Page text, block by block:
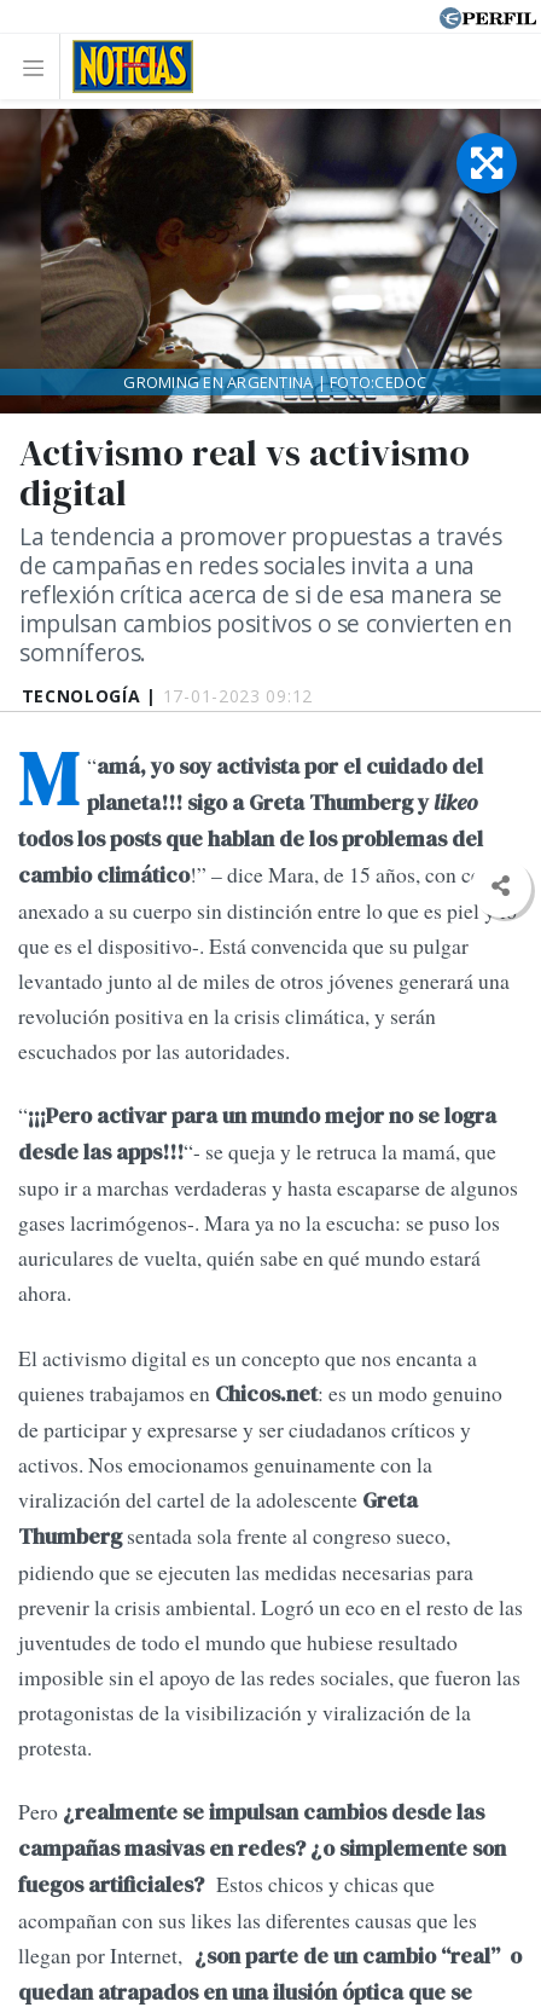
TECNOLOGÍA | 17-01-2023 09:12
Activismo real vs activismo
digital
La tendencia a promover propuestas a través
de campañas en redes sociales invita a una
reflexión crítica acerca de si de esa manera se
impulsan cambios positivos o se convierten en
somníferos.
GROMING EN ARGENTINA | FOTO:CEDOC
“
M
amá, yo soy activista por el cuidado del
planeta!!! sigo a Greta Thumberg ylikeo
todos los posts que hablan de los problemas del
cambio climático!” – dice Mara, de 15 años, con celular
anexado a su cuerpo sin distinción entre lo que es piel y lo
que es el dispositivo-. Está convencida que su pulgar
levantado junto al de miles de otros jóvenes generará una
revolución positiva en la crisis climática, y serán
escuchados por las autoridades.
“¡¡¡Pero activar para un mundo mejor no se logra
desde las apps!!!“- se queja y le retruca la mamá, que
supo ir a marchas verdaderas y hasta escaparse de algunos
gases lacrimógenos-. Mara ya no la escucha: se puso los
auriculares de vuelta, quién sabe en qué mundo estará
ahora.
El activismo digital es un concepto que nos encanta a
quienes trabajamos en Chicos.net: es un modo genuino
de participar y expresarse y ser ciudadanos críticos y
activos. Nos emocionamos genuinamente con la
viralización del cartel de la adolescente Greta
Thumbergsentada sola frente al congreso sueco,
pidiendo que se ejecuten las medidas necesarias para
prevenir la crisis ambiental. Logró un eco en el resto de las
juventudes de todo el mundo que hubiese resultado
imposible sin el apoyo de las redes sociales, que fueron las
protagonistas de la visibilización y viralización de la
protesta.
Pero ¿realmente se impulsan cambios desde las
campañas masivas en redes? ¿o simplemente son
fuegos artificiales?Estos chicos y chicas que
acompañan con sus likes las diferentes causas que les
llegan por Internet, ¿son parte de un cambio “real” o
quedan atrapados en una ilusión óptica que se